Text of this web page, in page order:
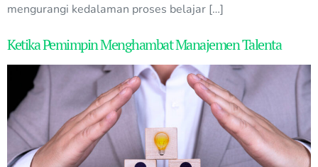
mengurangi kedalaman proses belajar […]
Ketika Pemimpin Menghambat Manajemen Talenta